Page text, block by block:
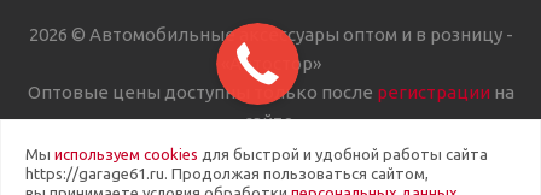
2026 © Автомобильные аксессуары оптом и в розницу -
«Автостор»
Оптовые цены доступны только после регистрации на
сайте.
Мы используем cookies для быстрой и удобной работы сайта
https://garage61.ru. Продолжая пользоваться сайтом,